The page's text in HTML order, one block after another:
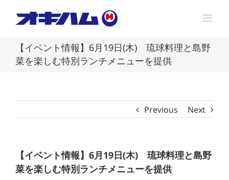
【イベント情報】6月19日(木) 琉球料理と島野
菜を楽しむ特別ランチメニューを提供
Previous Next
【イベント情報】6月19日(木) 琉球料理と島野
菜を楽しむ特別ランチメニューを提供